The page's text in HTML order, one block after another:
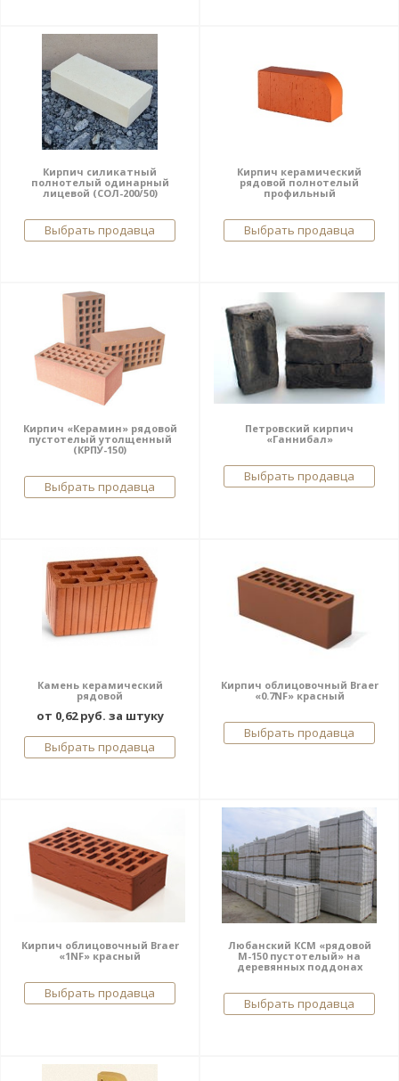
Кирпич силикатный
полнотелый одинарный
лицевой (СОЛ-200/50)
Выбрать продавца
Кирпич керамический
рядовой полнотелый
профильный
Выбрать продавца
Кирпич «Керамин» рядовой
пустотелый утолщенный
(КРПУ-150)
Выбрать продавца
Петровский кирпич
«Ганнибал»
Выбрать продавца
Камень керамический
рядовой
от 0,62 руб. за штуку
Выбрать продавца
Кирпич облицовочный Braer
«0.7NF» красный
Выбрать продавца
Кирпич облицовочный Braer
«1NF» красный
Выбрать продавца
Любанский КСМ «рядовой
М-150 пустотелый» на
деревянных поддонах
Выбрать продавца